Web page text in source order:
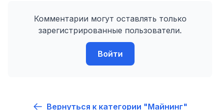
Комментарии могут оставлять только
зарегистрированные пользователи.
Войти
Вернуться к категории "Майнинг"